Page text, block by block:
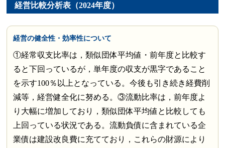
経営比較分析表（2024年度）
経営の健全性・効率性について
①経常収支比率は，類似団体平均値・前年度と比較す
ると下回っているが，単年度の収支が黒字であること
を示す100％以上となっている。今後も引き続き経費削
減等，経営健全化に努める。③流動比率は，前年度よ
り大幅に増加しており，類似団体平均値と比較しても
上回っている状況である。流動負債に含まれている企
業債は建設改良費に充てており，これらの財源により